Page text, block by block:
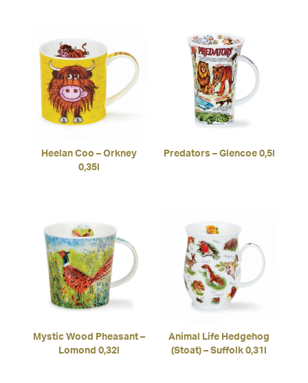
Heelan Coo – Orkney
0,35l
Predators – Glencoe 0,5l
Mystic Wood Pheasant –
Lomond 0,32l
Animal Life Hedgehog
(Stoat) – Suffolk 0,31l